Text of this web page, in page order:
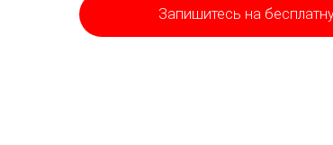
Запишитесь на